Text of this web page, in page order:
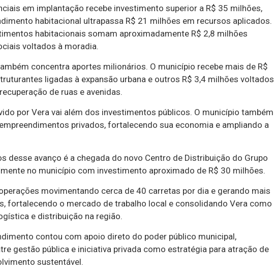
em implantação recebe investimento superior a R$ 35 milhões,
habitacional ultrapassa R$ 21 milhões em recursos aplicados.
habitacionais somam aproximadamente R$ 2,8 milhões
voltados à moradia.
concentra aportes milionários. O município recebe mais de R$
ligadas à expansão urbana e outros R$ 3,4 milhões voltados
de ruas e avenidas.
por Vera vai além dos investimentos públicos. O município também
privados, fortalecendo sua economia e ampliando a
desse avanço é a chegada do novo Centro de Distribuição do Grupo
no município com investimento aproximado de R$ 30 milhões.
movimentando cerca de 40 carretas por dia e gerando mais
fortalecendo o mercado de trabalho local e consolidando Vera como
e distribuição na região.
contou com apoio direto do poder público municipal,
gestão pública e iniciativa privada como estratégia para atração de
sustentável.